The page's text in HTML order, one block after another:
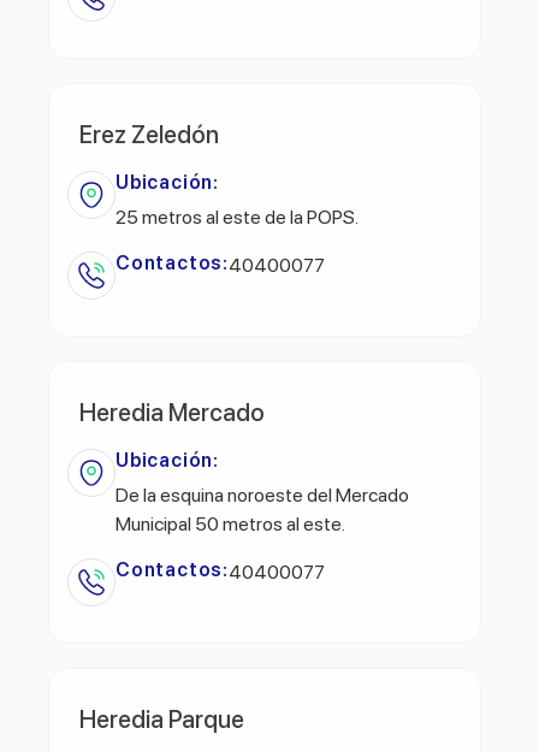
Erez Zeledón
Ubicación:
25 metros al este de la POPS.
Contactos:40400077
Heredia Mercado
Ubicación:
De la esquina noroeste del Mercado
Municipal 50 metros al este.
Contactos:40400077
Heredia Parque